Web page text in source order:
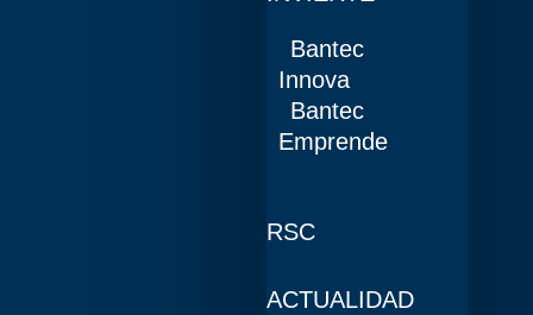
Bantec
Innova
Bantec
Emprende
RSC
ACTUALIDAD